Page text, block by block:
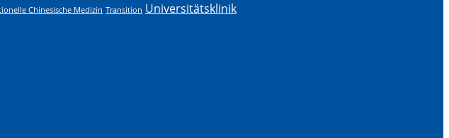
Chinesische Medizin Transition Universitätsklinik